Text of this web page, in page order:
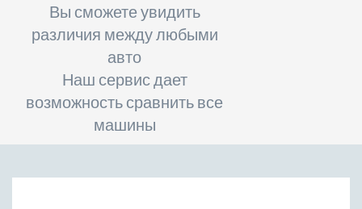
Вы сможете увидить
различия между любыми
авто
Наш сервис дает
возможность сравнить все
машины